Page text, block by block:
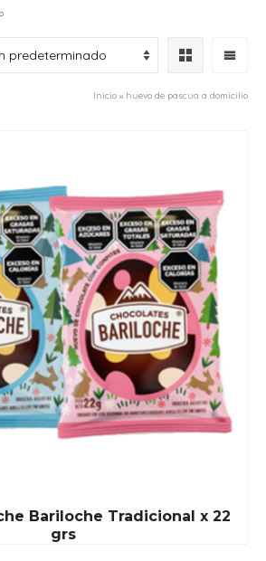
Inicio » huevo de pascua a domicilio
Bariloche Tradicional x 22
grs